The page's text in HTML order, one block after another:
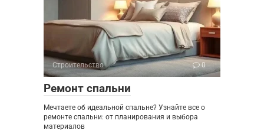
Строительство 0
Ремонт спальни
Мечтаете об идеальной спальне? Узнайте все о
ремонте спальни: от планирования и выбора
материалов